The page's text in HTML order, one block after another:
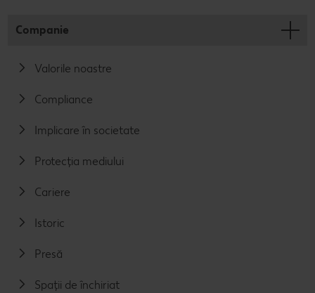
Companie
Valorile noastre
Compliance
Implicare în societate
Protecția mediului
Cariere
Istoric
Presă
Spații de închiriat